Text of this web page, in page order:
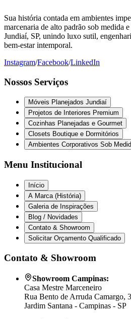
Sua história contada em ambientes
marcenaria de alto padrão sob medida
Jundiaí, SP, unindo luxo sutil,
bem-estar intemporal.
Instagram/Facebook/LinkedIn
Nossos Serviços
Móveis Planejados Jundiaí
Projetos de Interiores Premium
Cozinhas Planejadas e Gourmet
Closets Boutique e Dormitórios
Ambientes Corporativos Sob
Menu Institucional
Início
A Marca (História)
Galeria de Inspirações
Blog / Novidades
Contato & Showroom
Solicitar Orçamento Qualificado
Contato & Showroom
Showroom Campinas:
Casa Mestre Marceneiro
Rua Bento de Arruda Camargo,
Jardim Santana - Campinas - SP